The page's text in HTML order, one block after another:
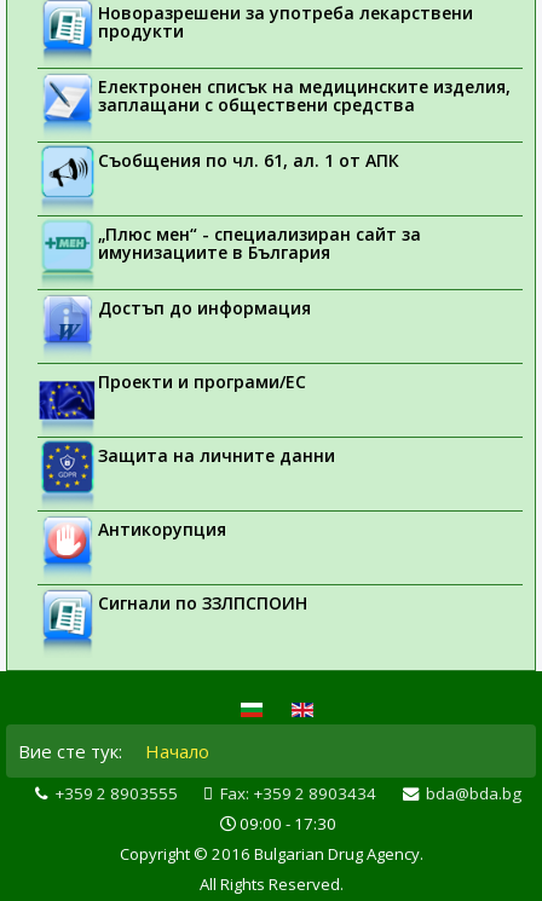
Новоразрешени за употреба лекарствени
продукти
Електронен списък на медицинските изделия,
заплащани с обществени средства
Съобщения по чл. 61, ал. 1 от АПК
„Плюс мен“ - специализиран сайт за
имунизациите в България
Достъп до информация
Проекти и програми/ЕС
Защита на личните данни
Антикорупция
Сигнали по ЗЗЛПСПОИН
Вие сте тук: Начало
+359 2 8903555 Fax: +359 2 8903434
bda@bda.bg
09:00 - 17:30
Copyright © 2016 Bulgarian Drug Agency.
All Rights Reserved.